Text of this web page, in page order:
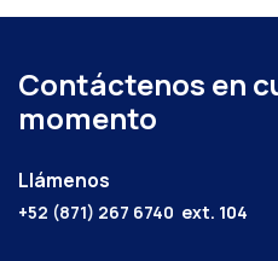
Contáctenos en
momento
Llámenos
+52 (871) 267 6740 ext. 104